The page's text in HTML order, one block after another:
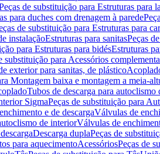
de substituição para Estruturas para
para duches com drenagem à parede
de substituição para Estruturas para
instalaçãoEstruturas para sanitasPeças
para Estruturas para bidésEstruturas
substituição para Acessórios
exterior para sanitas, de plástico
Montagem baixa e montagem a meia-
Tubos de descarga para autoclismo
SigmaPeças de substituição para
e de descargaVálvulas de
de interiorVálvulas de
Descarga duplaPeças de
para aquecimentoAcessóriosPeças de